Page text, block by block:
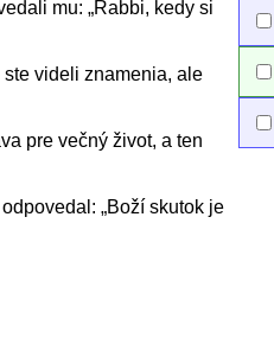
mu: „Rabbi, kedy si
ste videli znamenia, ale
pre večný život, a ten
„Boží skutok je